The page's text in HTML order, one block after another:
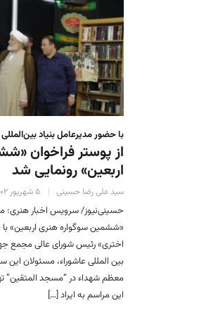
با حضور مدیرعامل بنیاد
از پوستر فراخوان
اربعین» رونمایی شد
سید علی رضا حسینی ۵ شهریور ۱۴۰۲
حسینی‌نیوز/ سرویس اخبار هنری:
«ششمین سوگواره هنری اربعین»
اختری» رئیس شورای عالی مجمع
بین المللی عاشوراء، مسئولان این
معظم شهداء در “مسجد المتقین”
این مراسم به ایراد […]